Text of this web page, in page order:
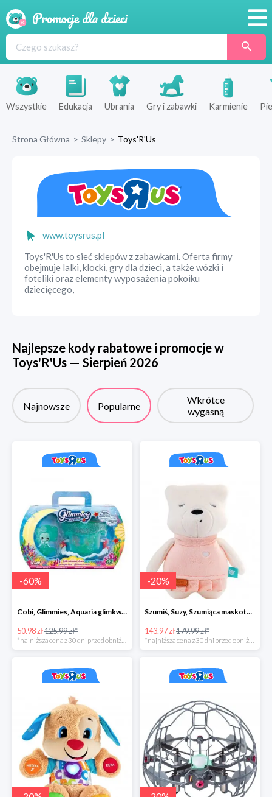
Produkty
Sklepy
Wszystkie Edukacja Ubrania Gry i zabawki Karmienie
Strona Główna > Sklepy > Toys'R'Us
www.toysrus.pl
Toys'R'Us to sieć sklepów z zabawkami. Oferta firmy
obejmuje lalki, klocki, gry dla dzieci, a także wózki i
foteliki oraz elementy wyposażenia pokoiku
dziecięcego,
Najlepsze kody rabatowe i promocje w
Toys'R'Us — Sierpień 2026
Najnowsze Popularne
Wkrótce
wygasną
-60%
Cobi, Glimmies, Aquaria glimkwarium, różne rodzaje
50.98 zł125.99 zł*
*najniższa cena z 30 dni przed obniżką
-20%
Szumiś, Suzy, Szumiąca maskotka z czujnikiem snu
143.97 zł179.99 zł*
*najniższa cena z 30 dni przed obniżką